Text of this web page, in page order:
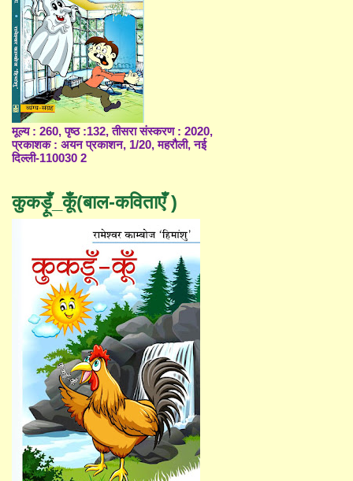
मूल्य : 260, पृष्ठ :132, तीसरा संस्करण : 2020,
प्रकाशक : अयन प्रकाशन, 1/20, महरौली, नई
दिल्ली-110030 2
कुकड़ूँ_कूँ(बाल-कविताएँ )